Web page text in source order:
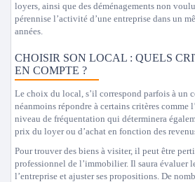
loyers, ainsi que des déménagements non
pérennise l’activité d’une entreprise dans un
années.
CHOISIR SON LOCAL : QUELS
EN COMPTE ?
Le choix du local, s’il correspond parfois à un
néanmoins répondre à certains critères
niveau de fréquentation qui déterminera
prix du loyer ou d’achat en fonction des
Pour trouver des biens à visiter, il peut être
professionnel de l’immobilier. Il saura évaluer
l’entreprise et ajuster ses propositions. De